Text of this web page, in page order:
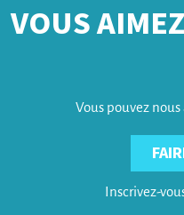
VOUS
Vous pouvez
Inscrivez-